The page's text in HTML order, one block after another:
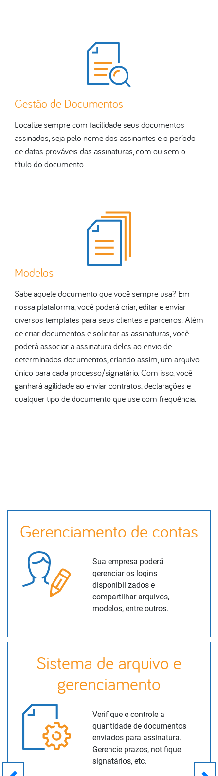
Gestão de Documentos
Localize sempre com facilidade seus documentos
assinados, seja pelo nome dos assinantes e o período
de datas prováveis das assinaturas, com ou sem o
título do documento.
Modelos
Sabe aquele documento que você sempre usa? Em
nossa plataforma, você poderá criar, editar e enviar
diversos templates para seus clientes e parceiros. Além
de criar documentos e solicitar as assinaturas, você
poderá associar a assinatura deles ao envio de
determinados documentos, criando assim, um arquivo
único para cada processo/signatário. Com isso, você
ganhará agilidade ao enviar contratos, declarações e
qualquer tipo de documento que use com frequência.
Gerenciamento de contas
Sua empresa poderá
gerenciar os logins
disponibilizados e
compartilhar arquivos,
modelos, entre outros.
Sistema de arquivo e
gerenciamento
Verifique e controle a
quantidade de documentos
enviados para assinatura.
Gerencie prazos, notifique
signatários, etc.